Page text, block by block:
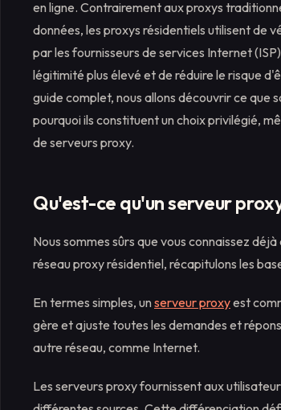
en ligne. Contrairement aux proxys
données, les proxys résidentiels utilisent de
par les fournisseurs de services Internet
légitimité plus élevé et de réduire le risque
guide complet, nous allons découvrir ce que
pourquoi ils constituent un choix privilégié,
de serveurs proxy.
Qu'est-ce qu'un serveur
Nous sommes sûrs que vous connaissez
réseau proxy résidentiel, récapitulons les
En termes simples, unserveur proxyest
gère et ajuste toutes les demandes et
autre réseau, comme Internet.
Les serveurs proxy fournissent aux